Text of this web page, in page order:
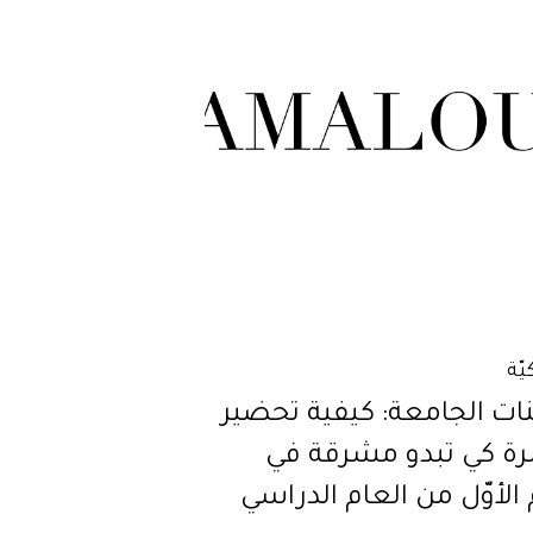
الجامعة: كيفية تحضير
كي تبدو مشرقة في
الأوّل من العام الدراسي